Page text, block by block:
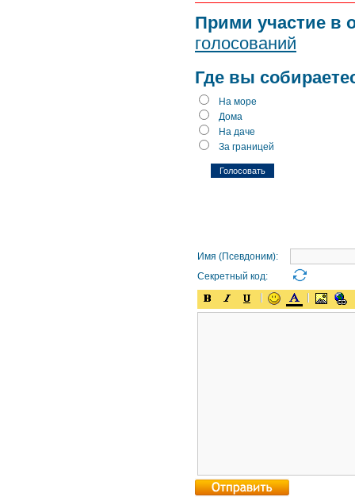
Прими участие в
голосований
Где вы
На море
Дома
На даче
За границей
Имя (Псевдоним):
Секретный код: